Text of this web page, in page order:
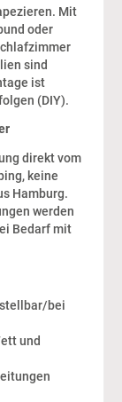
Mit
oder
sind
ist
(DIY).
direkt vom
keine
Hamburg.
werden
Bedarf mit
bei
und